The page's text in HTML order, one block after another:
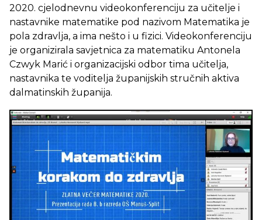
2020. cjelodnevnu videokonferenciju za učitelje i
nastavnike matematike pod nazivom Matematika je
pola zdravlja, a ima nešto i u fizici. Videokonferenciju
je organizirala savjetnica za matematiku Antonela
Czwyk Marić i organizacijski odbor tima učitelja,
nastavnika te voditelja županijskih stručnih aktiva
dalmatinskih županija.